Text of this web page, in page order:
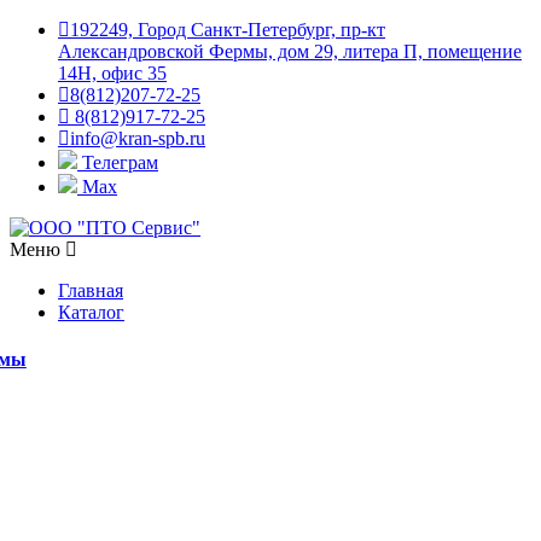
192249, Город Санкт-Петербург, пр-кт
Александровской Фермы, дом 29, литера П, помещение
14Н, офис 35
8(812)207-72-25
8(812)917-72-25
info@kran-spb.ru
Телеграм
Max
Меню
Главная
Каталог